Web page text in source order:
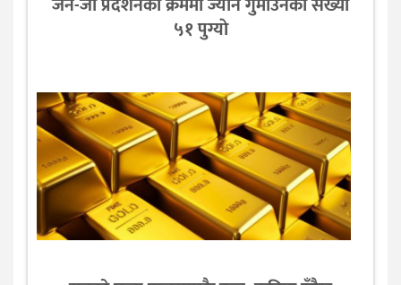
५१ पुग्याे